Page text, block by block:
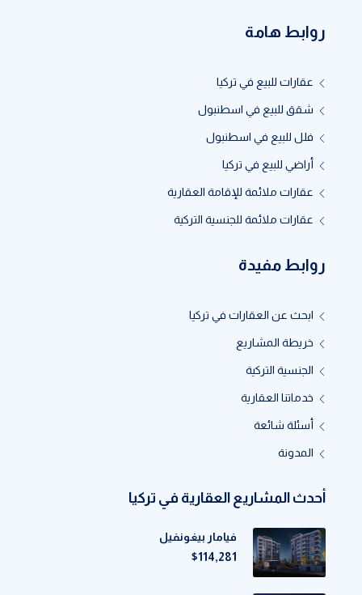
روابط هامة
عقارات للبيع في تركيا
شقق للبيع في اسطنبول
فلل للبيع في اسطنبول
أراضي للبيع في تركيا
عقارات ملائمة للإقامة العقارية
عقارات ملائمة للجنسية التركية
روابط مفيدة
ابحث عن العقارات في تركيا
خريطة المشاريع
الجنسية التركية
خدماتنا العقارية
أسئلة شائعة
المدونة
أحدث المشاريع العقارية في تركيا
فيامار بيغونفيل
$114,281